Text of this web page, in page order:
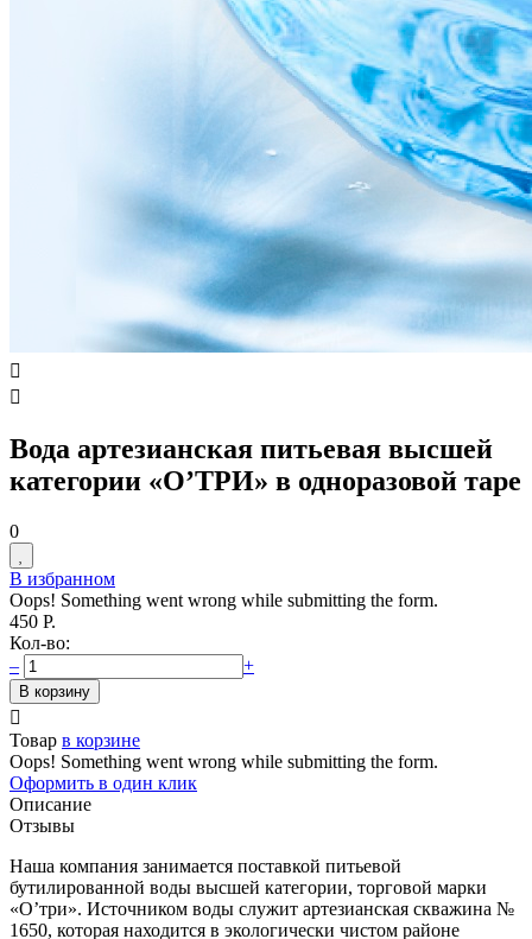


Вода артезианская питьевая высшей
категории «О’ТРИ» в одноразовой таре
0
В избранном
Oops! Something went wrong while submitting the form.
450 Р.
Кол-во:
–
+

Товар в корзине
Oops! Something went wrong while submitting the form.
Оформить в один клик
Описание
Отзывы
Наша компания занимается поставкой питьевой
бутилированной воды высшей категории, торговой марки
«О’три». Источником воды служит артезианская скважина №
1650, которая находится в экологически чистом районе